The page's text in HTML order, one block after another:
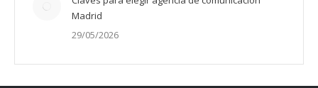
Madrid
29/05/2026